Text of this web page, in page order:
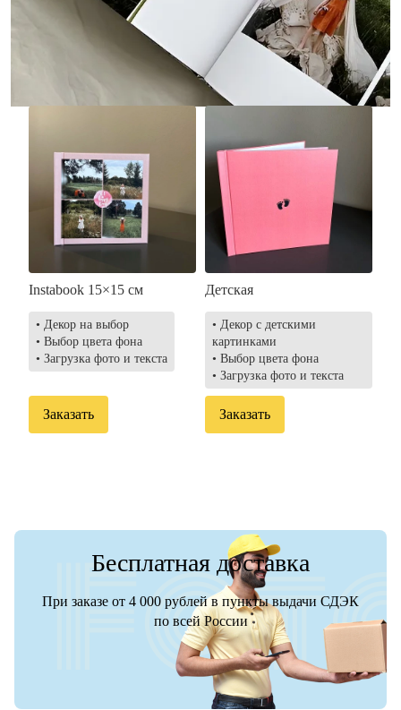
• Загрузка фото и текста
• Выбор цвета фона
• Загрузка фото и текста
Instabook 15×15 см
• Декор на выбор
• Выбор цвета фона
• Загрузка фото и текста
Заказать
Детская
• Декор с детскими
картинками
• Выбор цвета фона
• Загрузка фото и текста
Заказать
Бесплатная доставка
При заказе от 4 000 рублей в пункты выдачи СДЭК
по всей России